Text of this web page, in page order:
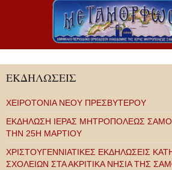
ΕΚΔΗΛΩΣΕΙΣ
ΧΕΙΡΟΤΟΝΙΑ ΝΕΟΥ ΠΡΕΣΒΥΤΕΡΟΥ
ΕΚΔΗΛΩΣΗ ΙΕΡΑΣ ΜΗΤΡΟΠΟΛΕΩΣ ΣΑΜΟΥ
ΤΗΝ 25Η ΜΑΡΤΙΟΥ
ΧΡΙΣΤΟΥΓΕΝΝΙΑΤΙΚΕΣ ΕΚΔΗΛΩΣΕΙΣ
ΣΧΟΛΕΙΩΝ ΣΤΑ ΑΚΡΙΤΙΚΑ ΝΗΣΙΑ ΤΗΣ